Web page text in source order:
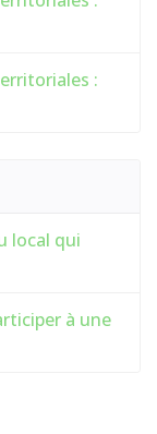
:
local qui
à une